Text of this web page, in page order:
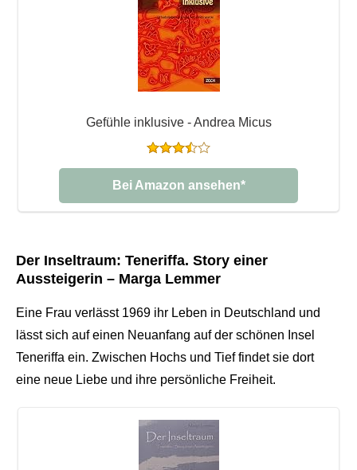
Gefühle inklusive - Andrea Micus
Bei Amazon ansehen*
Der Inseltraum: Teneriffa. Story einer
Aussteigerin – Marga Lemmer
Eine Frau verlässt 1969 ihr Leben in Deutschland und
lässt sich auf einen Neuanfang auf der schönen Insel
Teneriffa ein. Zwischen Hochs und Tief findet sie dort
eine neue Liebe und ihre persönliche Freiheit.